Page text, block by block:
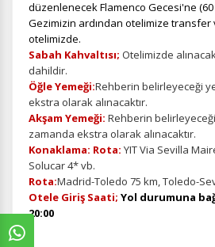
düzenlenecek Flamenco Gecesi'ne (60
Gezimizin ardından otelimize transfer
otelimizde.
Sabah Kahvaltısı; Otelimizde
dahildir.
Öğle Yemeği:Rehberin belirleyeceği
ekstra olarak alınacaktır.
Akşam Yemeği: Rehberin
zamanda ekstra olarak alınacaktır.
Konaklama: Rota: YIT Via Sevilla
Solucar 4* vb.
Rota:Madrid-Toledo 75 km, Toledo-
Otele Giriş Saati; Yol durumuna
20:00